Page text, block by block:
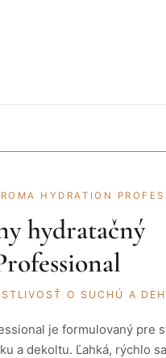
HYDRATION
hydratačný
O SUCHÚ A
je formulovaný pre
a dekoltu. Ľahká, rýchlo